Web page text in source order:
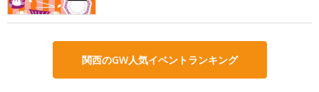
関西のGW人気イベントランキング